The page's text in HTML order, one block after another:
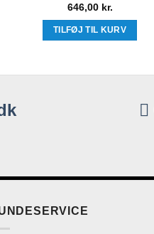
646,00 kr.
TILFØJ TIL KURV